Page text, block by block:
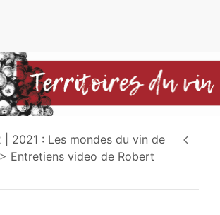
| 2021 : Les mondes du vin de
Entretiens video de Robert